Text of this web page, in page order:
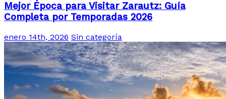
Mejor Época para Visitar Zarautz: Guía
Completa por Temporadas 2026
enero 14th, 2026 Sin categoría